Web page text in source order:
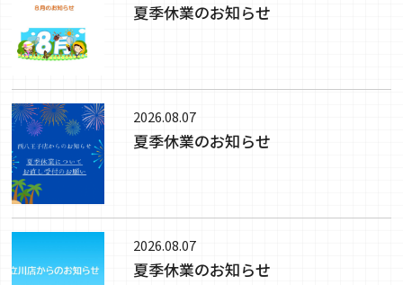
夏季休業のお知らせ
2026.08.07
夏季休業のお知らせ
2026.08.07
夏季休業のお知らせ